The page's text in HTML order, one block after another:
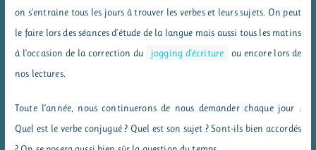
on s’entraine tous les jours à trouver les verbes et leurs sujets. On peut
le faire lors des séances d’étude de la langue mais aussi tous les matins
à l’occasion de la correction du
jogging d’écriture
ou encore lors de
nos lectures.
Toute l’année, nous continuerons de nous demander chaque jour :
Quel est le verbe conjugué ? Quel est son sujet ? Sont-ils bien accordés